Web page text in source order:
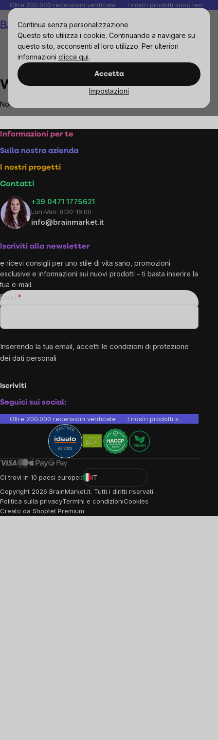
Continua senza personalizzazione
Questo sito utilizza i cookie. Continuando a navigare su
questo sito, acconsenti al loro utilizzo. Per ulteriori
informazioni clicca qui.
Accetta
Impostazioni
Salta
contenuto
Oltre 200.000 recensioni verificate I nostri prodotti sono testati
Wolfberry
Non sono stati trovati prodotti del marchio
Footer
Informazioni per te
Sulla nostra azienda
I nostri progetti
Contatti
+39 0471 1775621
Lun-Ven: 8:00-16:00
info@brainmarket.it
Iscriviti alla newsletter
e ricevi consigli per uno stile di vita sano, promozioni
esclusive e informazioni sui nuovi prodotti – ti basta inserire la
tua e-mail.
Email
Inserendo la tua email, accetti le condizioni di protezione
dei dati personali
Iscriviti
Seguici sui social:
Oltre 200.000 recensioni verificate I nostri prodotti sono testati
Ci trovi in 10 paesi europei:
IT
Copyright 2026 BrainMarket.it. Tutti i diritti riservati.
Politica sulla privacyTermini e condizioniCookies
Creato da Shoptet Premium